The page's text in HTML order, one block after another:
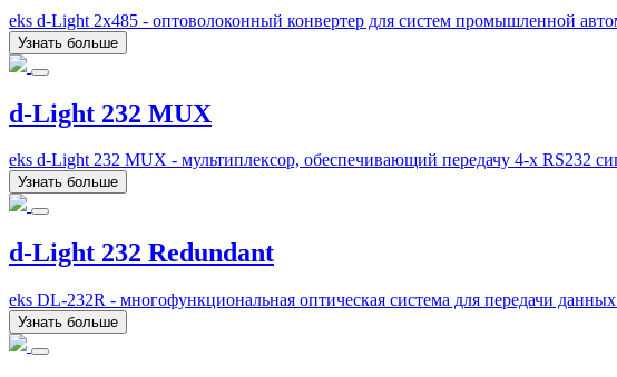
eks d-Light 2x485 - оптоволоконный конвертер для систем промышленной
Узнать больше
d-Light 232 MUX
eks d-Light 232 MUX - мультиплексор, обеспечивающий передачу 4-х RS232
Узнать больше
d-Light 232 Redundant
eks DL-232R - многофункциональная оптическая система для передачи
Узнать больше